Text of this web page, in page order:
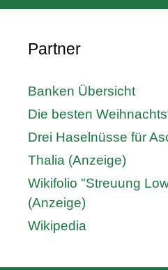
Partner
Banken Übersicht
Die besten
Drei Haselnüsse für
Thalia (Anzeige)
Wikifolio "Streuung
(Anzeige)
Wikipedia